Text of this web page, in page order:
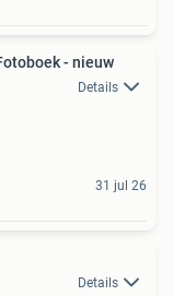
- nieuw
Details
31 jul 26
Details